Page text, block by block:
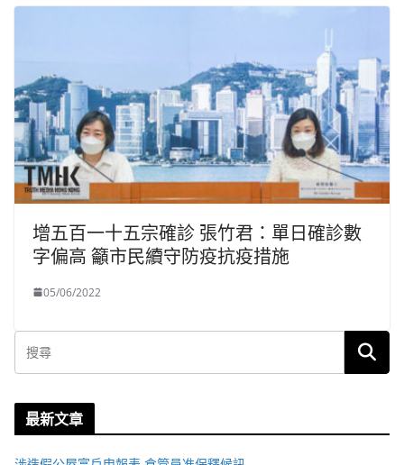
增五百一十五宗確診 張竹君：單日確診數
字偏高 籲市民續守防疫抗疫措施
05/06/2022
最新文章